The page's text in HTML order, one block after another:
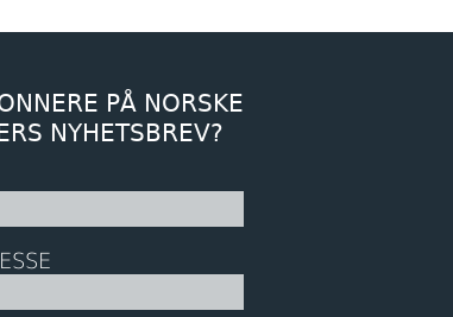
PÅ NORSKE
NYHETSBREV?